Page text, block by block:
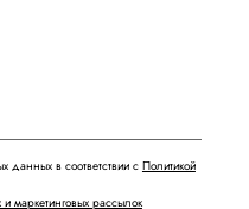
данных в соответствии с Политикой
маркетинговых рассылок